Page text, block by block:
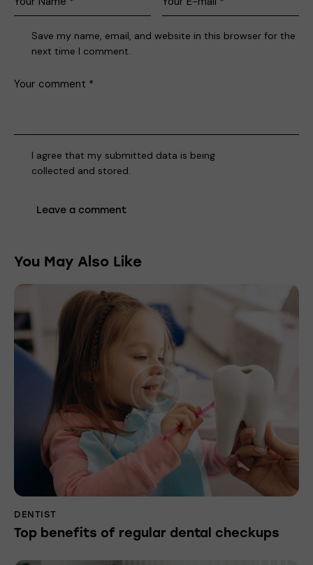
Save my name, email, and website in this browser for the
next time I comment.
I agree that my submitted data is being
collected and stored.
You May Also Like
DENTIST
Top benefits of regular dental checkups